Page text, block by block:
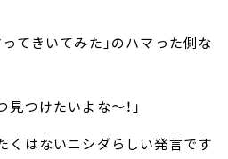
てきいてみた」のハマった側な
つけたいよな～！」
くはないニシダらしい発言です